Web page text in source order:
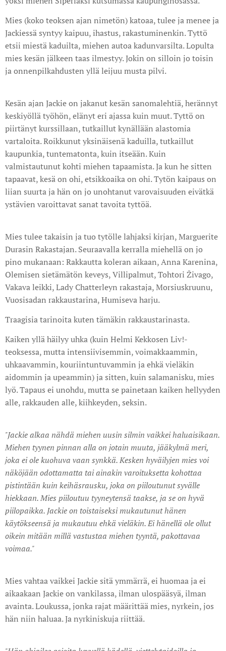
Mies (koko teoksen ajan nimetön) katoaa, tulee ja menee ja
Jackiessä syntyy kaipuu, ihastus, rakastuminenkin. Tyttö
etsii miestä kaduilta, miehen autoa kadunvarsilta. Lopulta
mies kesän jälkeen taas ilmestyy. Jokin on silloin jo toisin
ja onnenpilkahdusten yllä leijuu musta pilvi.
Kesän ajan Jackie on jakanut kesän sanomalehtiä, herännyt
keskiyöllä työhön, elänyt eri ajassa kuin muut. Tyttö on
piirtänyt kurssillaan, tutkaillut kynällään alastomia
vartaloita. Roikkunut yksinäisenä kaduilla, tutkaillut
kaupunkia, tuntematonta, kuin itseään. Kuin
valmistautunut kohti miehen tapaamista. Ja kun he sitten
tapaavat, kesä on ohi, etsikkoaika on ohi. Tytön kaipaus on
liian suurta ja hän on jo unohtanut varovaisuuden eivätkä
ystävien varoittavat sanat tavoita tyttöä.
Mies tulee takaisin ja tuo tytölle lahjaksi kirjan, Marguerite
Durasin Rakastajan. Seuraavalla kerralla miehellä on jo
pino mukanaan: Rakkautta koleran aikaan, Anna Karenina,
Olemisen sietämätön keveys, Villipalmut, Tohtori Živago,
Vakava leikki, Lady Chatterleyn rakastaja, Morsiuskruunu,
Vuosisadan rakkaustarina, Humiseva harju.
Traagisia tarinoita kuten tämäkin rakkaustarinasta.
Kaiken yllä häilyy uhka (kuin Helmi Kekkosen Liv!-
teoksessa, mutta intensiivisemmin, voimakkaammin,
uhkaavammin, kouriintuntuvammin ja ehkä vieläkin
aidommin ja upeammin) ja sitten, kuin salamanisku, mies
lyö. Tapaus ei unohdu, mutta se painetaan kaiken hellyyden
alle, rakkauden alle, kiihkeyden, seksin.
"Jackie alkaa nähdä miehen uusin silmin vaikkei haluaisikaan.
Miehen tyynen pinnan alla on jotain muuta, jääkylmä meri,
joka ei ole kuohuva vaan synkkä. Kesken hyväilyjen mies voi
näköjään odottamatta tai ainakin varoituksetta kohottaa
pistintään kuin keihäsrausku, joka on piiloutunut syvälle
hiekkaan. Mies piiloutuu tyyneytensä taakse, ja se on hyvä
piilopaikka. Jackie on toistaiseksi mukautunut hänen
käytökseensä ja mukautuu ehkä vieläkin. Ei hänellä ole ollut
oikein mitään millä vastustaa miehen tyyntä, pakottavaa
voimaa."
Mies vahtaa vaikkei Jackie sitä ymmärrä, ei huomaa ja ei
aikaakaan Jackie on vankilassa, ilman ulospääsyä, ilman
avainta. Loukussa, jonka rajat määrittää mies, nyrkein, jos
hän niin haluaa. Ja nyrkiniskuja riittää.